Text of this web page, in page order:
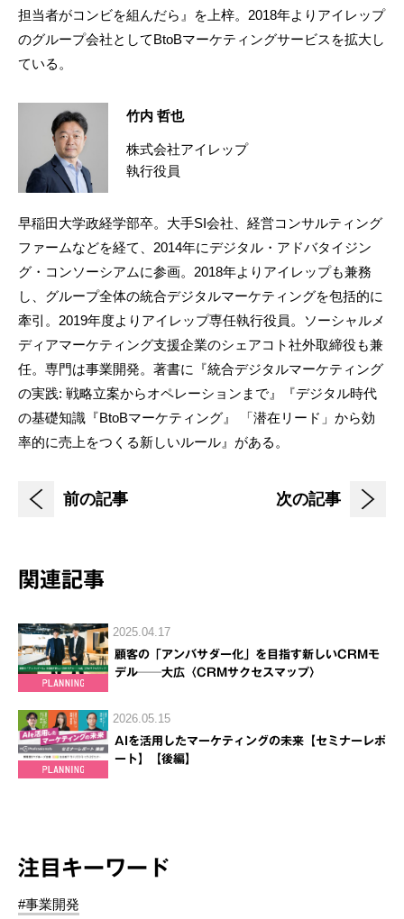
担当者がコンビを組んだら』を上梓。2018年よりアイレップ
のグループ会社としてBtoBマーケティングサービスを拡大し
ている。
竹内 哲也
株式会社アイレップ
執行役員
早稲田大学政経学部卒。大手SI会社、経営コンサルティング
ファームなどを経て、2014年にデジタル・アドバタイジン
グ・コンソーシアムに参画。2018年よりアイレップも兼務
し、グループ全体の統合デジタルマーケティングを包括的に
牽引。2019年度よりアイレップ専任執行役員。ソーシャルメ
ディアマーケティング支援企業のシェアコト社外取締役も兼
任。専門は事業開発。著書に『統合デジタルマーケティング
の実践: 戦略立案からオペレーションまで』『デジタル時代
の基礎知識『BtoBマーケティング』 「潜在リード」から効
率的に売上をつくる新しいルール』がある。
前の記事 次の記事
関連記事
2025.04.17
顧客の「アンバサダー化」を目指す新しいCRMモ
デル──大広〈CRMサクセスマップ〉
2026.05.15
AIを活用したマーケティングの未来【セミナーレポ
ート】【後編】
注目キーワード
#事業開発